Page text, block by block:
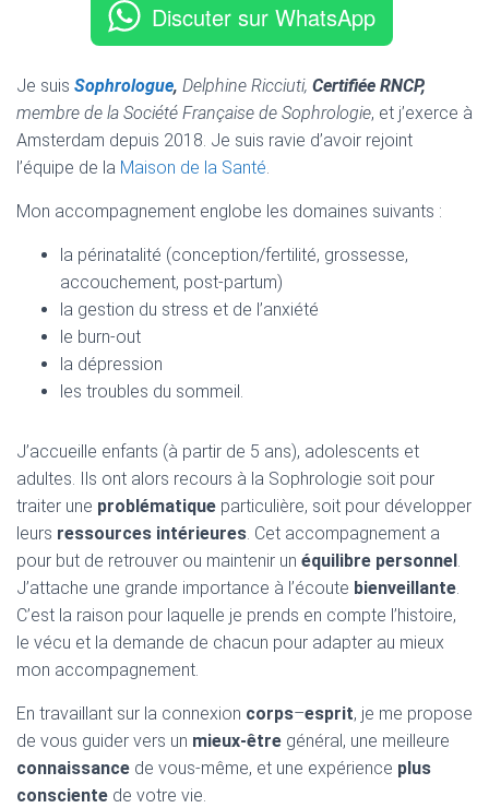
Discuter sur WhatsApp
Je suis Sophrologue, Delphine Ricciuti, Certifiée RNCP,
membre de la Société Française de Sophrologie, et j’exerce à
Amsterdam depuis 2018. Je suis ravie d’avoir rejoint
l’équipe de la Maison de la Santé.
Mon accompagnement englobe les domaines suivants :
la périnatalité (conception/fertilité, grossesse,
accouchement, post-partum)
la gestion du stress et de l’anxiété
le burn-out
la dépression
les troubles du sommeil.
J’accueille enfants (à partir de 5 ans), adolescents et
adultes. Ils ont alors recours à la Sophrologie soit pour
traiter une problématique particulière, soit pour développer
leurs ressources intérieures. Cet accompagnement a
pour but de retrouver ou maintenir un équilibre personnel.
J’attache une grande importance à l’écoute bienveillante.
C’est la raison pour laquelle je prends en compte l’histoire,
le vécu et la demande de chacun pour adapter au mieux
mon accompagnement.
En travaillant sur la connexion corps–esprit, je me propose
de vous guider vers un mieux-être général, une meilleure
connaissance de vous-même, et une expérience plus
consciente de votre vie.